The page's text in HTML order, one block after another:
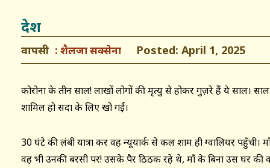
देश
वापसी शैलजा सक्सेना Posted: April 1, 2025
कोरोना के तीन साल! लाखों लोगों की मृत्यु से होकर गुज़रे हैं ये साल।
शामिल हो सदा के लिए खो गईं।
30 घंटे की लंबी यात्रा कर वह न्यूयार्क से कल शाम ही ग्वालियर पहुँची।
वह भी उनकी बरसी पर! उसके पैर ठिठक रहे थे, माँ के बिना उस घर की